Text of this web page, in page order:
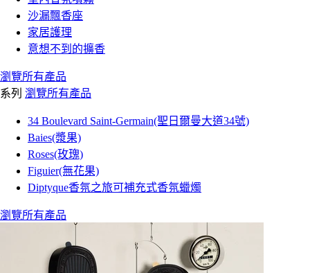
沙漏飄香座
家居護理
意想不到的擴香
瀏覽所有產品
系列 瀏覽所有產品
34 Boulevard Saint-Germain(聖日爾曼大道34號)
Baies(漿果)
Roses(玫瑰)
Figuier(無花果)
Diptyque香氛之旅可補充式香氛蠟燭
瀏覽所有產品